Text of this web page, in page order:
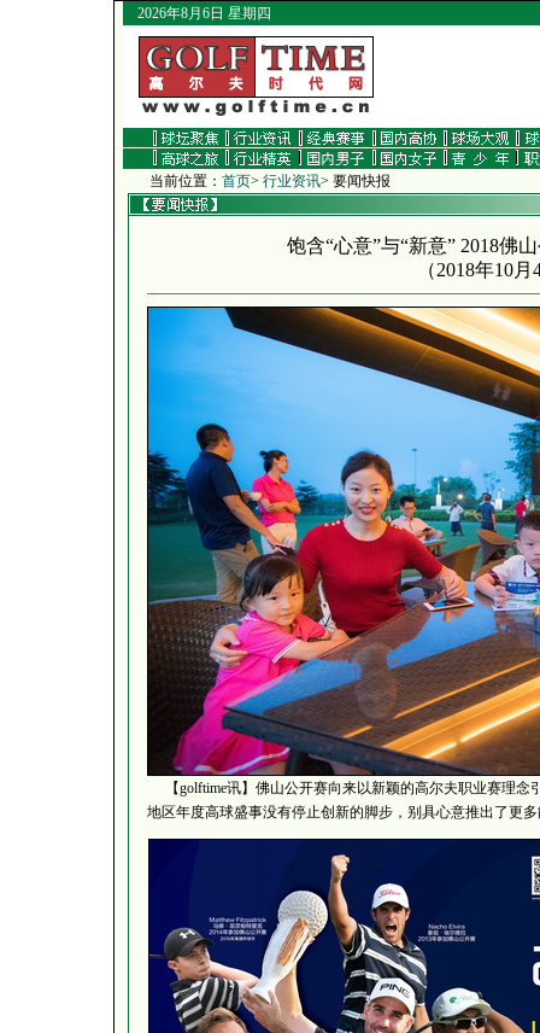
2026年8月6日 星期四
当前位置： 首页> 行业资讯> 要闻快报
饱含“心意”与“新意” 2018佛
（2018年10月
【golftime讯】佛山公开赛向来以新颖的高尔夫职业赛理念
地区年度高球盛事没有停止创新的脚步，别具心意推出了更